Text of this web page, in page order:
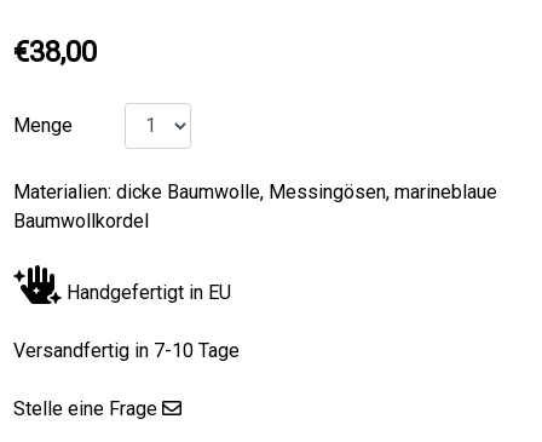
€38,00
Menge
Materialien: dicke Baumwolle, Messingösen, marineblaue
Baumwollkordel
Handgefertigt in EU
Versandfertig in 7-10 Tage
Stelle eine Frage